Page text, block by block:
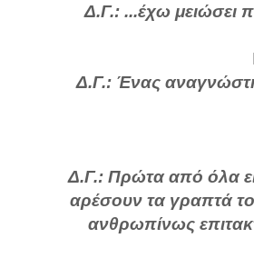
Δ.Γ.: ...έχω μειώσει
Δ.Γ.: Ένας
Δ.Γ.: Πρώτα από όλα
αρέσουν τα γραπτά
ανθρωπίνως